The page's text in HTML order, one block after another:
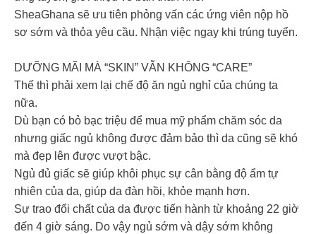
SheaGhana sẽ ưu tiên phỏng vấn các ứng viên nộp hồ
sơ sớm và thỏa yêu cầu. Nhận việc ngay khi trúng tuyển.
DƯỠNG MÃI MÀ “SKIN” VẪN KHÔNG “CARE”
Thế thì phải xem lại chế độ ăn ngủ nghỉ của chúng ta
nữa.
Dù bạn có bỏ bạc triệu để mua mỹ phẩm chăm sóc da
nhưng giấc ngủ không được đảm bảo thì da cũng sẽ khó
mà đẹp lên được vượt bậc.
Ngủ đủ giấc sẽ giúp khôi phục sự cân bằng độ ẩm tự
nhiên của da, giúp da đàn hồi, khỏe mạnh hơn.
Sự trao đổi chất của da được tiến hành từ khoảng 22 giờ
đến 4 giờ sáng. Do vậy ngủ sớm và dậy sớm không